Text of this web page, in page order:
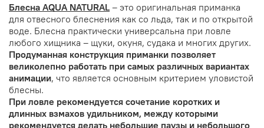
Блесна AQUA NATURAL – это оригинальная приманка
для отвесного блеснения как со льда, так и по открытой
воде. Блесна практически универсальна при ловле
любого хищника – щуки, окуня, судака и многих других.
Продуманная конструкция приманки позволяет
великолепно работать при самых различных вариантах
анимации, что является основным критерием уловистой
блесны.
При ловле рекомендуется сочетание коротких и
длинных взмахов удильником, между которыми
рекомендуется делать небольшие паузы и небольшого